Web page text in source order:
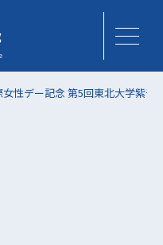
女性デー記念 第5回東北大学紫千